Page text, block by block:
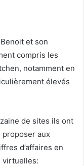
et son
compris les
notamment en
élevés
de sites ils ont
proposer aux
d’affaires en
virtuelles: